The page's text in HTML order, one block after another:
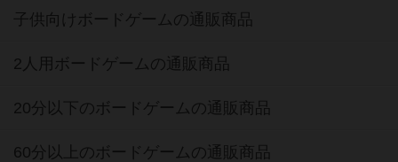
子供向けボードゲームの通販商品
2人用ボードゲームの通販商品
20分以下のボードゲームの通販商品
60分以上のボードゲームの通販商品